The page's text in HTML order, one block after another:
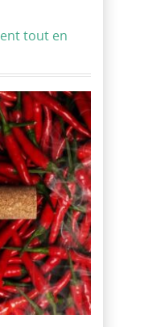
tout en